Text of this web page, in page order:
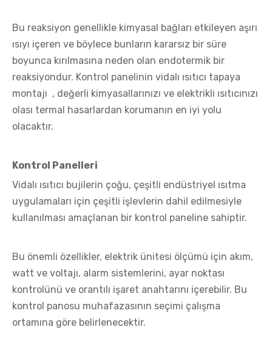
Bu reaksiyon genellikle kimyasal bağları etkileyen aşırı
ısıyı içeren ve böylece bunların kararsız bir süre
boyunca kırılmasına neden olan endotermik bir
reaksiyondur. Kontrol panelinin vidalı ısıtıcı tapaya
montajı , değerli kimyasallarınızı ve elektrikli ısıtıcınızı
olası termal hasarlardan korumanın en iyi yolu
olacaktır.
Kontrol Panelleri
Vidalı ısıtıcı bujilerin çoğu, çeşitli endüstriyel ısıtma
uygulamaları için çeşitli işlevlerin dahil edilmesiyle
kullanılması amaçlanan bir kontrol paneline sahiptir.
Bu önemli özellikler, elektrik ünitesi ölçümü için akım,
watt ve voltajı, alarm sistemlerini, ayar noktası
kontrolünü ve orantılı işaret anahtarını içerebilir. Bu
kontrol panosu muhafazasının seçimi çalışma
ortamına göre belirlenecektir.